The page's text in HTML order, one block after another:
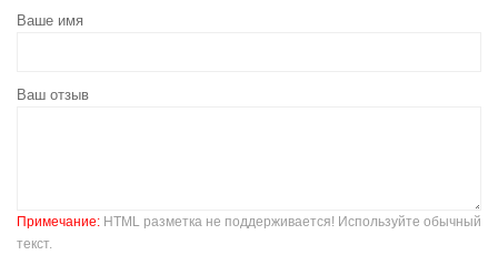
Ваше имя
Ваш отзыв
Примечание: HTML разметка не поддерживается! Используйте обычный
текст.